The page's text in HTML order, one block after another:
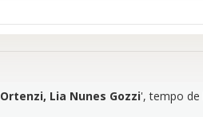
Ortenzi, Lia Nunes Gozzi', tempo de